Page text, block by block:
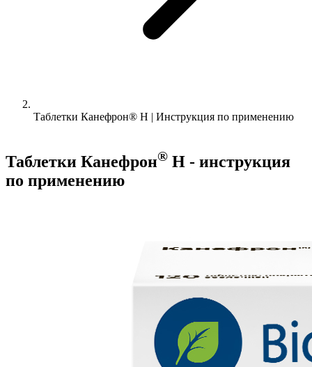
Таблетки Канефрон® Н | Инструкция по применению
Таблетки Канефрон® Н - инструкция
по применению